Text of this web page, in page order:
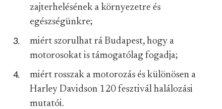
zajterhelésének a környezetre és
egészségünkre;
miért szorulhat rá Budapest, hogy a
motorosokat is támogatólag fogadja;
miért rosszak a motorozás és különösen a
Harley Davidson 120 fesztivál halálozási
mutatói.